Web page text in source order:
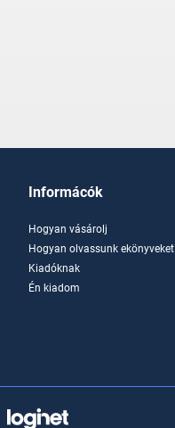
Informácók
Hogyan vásárolj
Hogyan olvassunk ekönyveket
Kiadóknak
Én kiadom